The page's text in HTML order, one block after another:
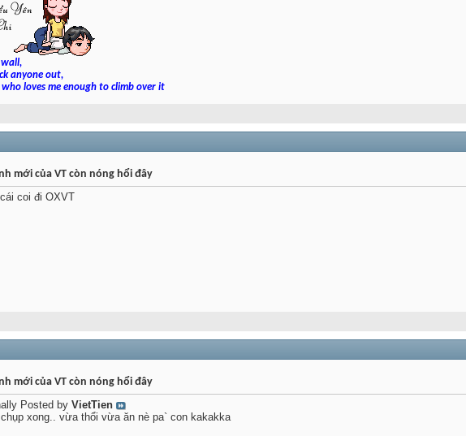
anyone out,
loves me enough to climb over it
mới của VT còn nóng hổi đây
coi đi OXVT
mới của VT còn nóng hổi đây
Posted by VietTien
xong.. vừa thổi vừa ăn nè pa` con kakakka